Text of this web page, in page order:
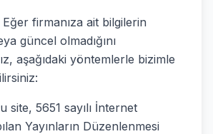
Eğer firmanıza ait bilgilerin
güncel olmadığını
aşağıdaki yöntemlerle bizimle
site, 5651 sayılı İnternet
Yayınların Düzenlenmesi